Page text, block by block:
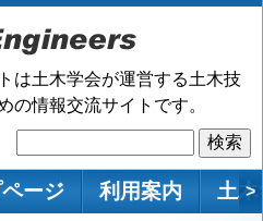
は土木学会が運営する土木技
の情報交流サイトです。
索
ページ 利用案内 土 >